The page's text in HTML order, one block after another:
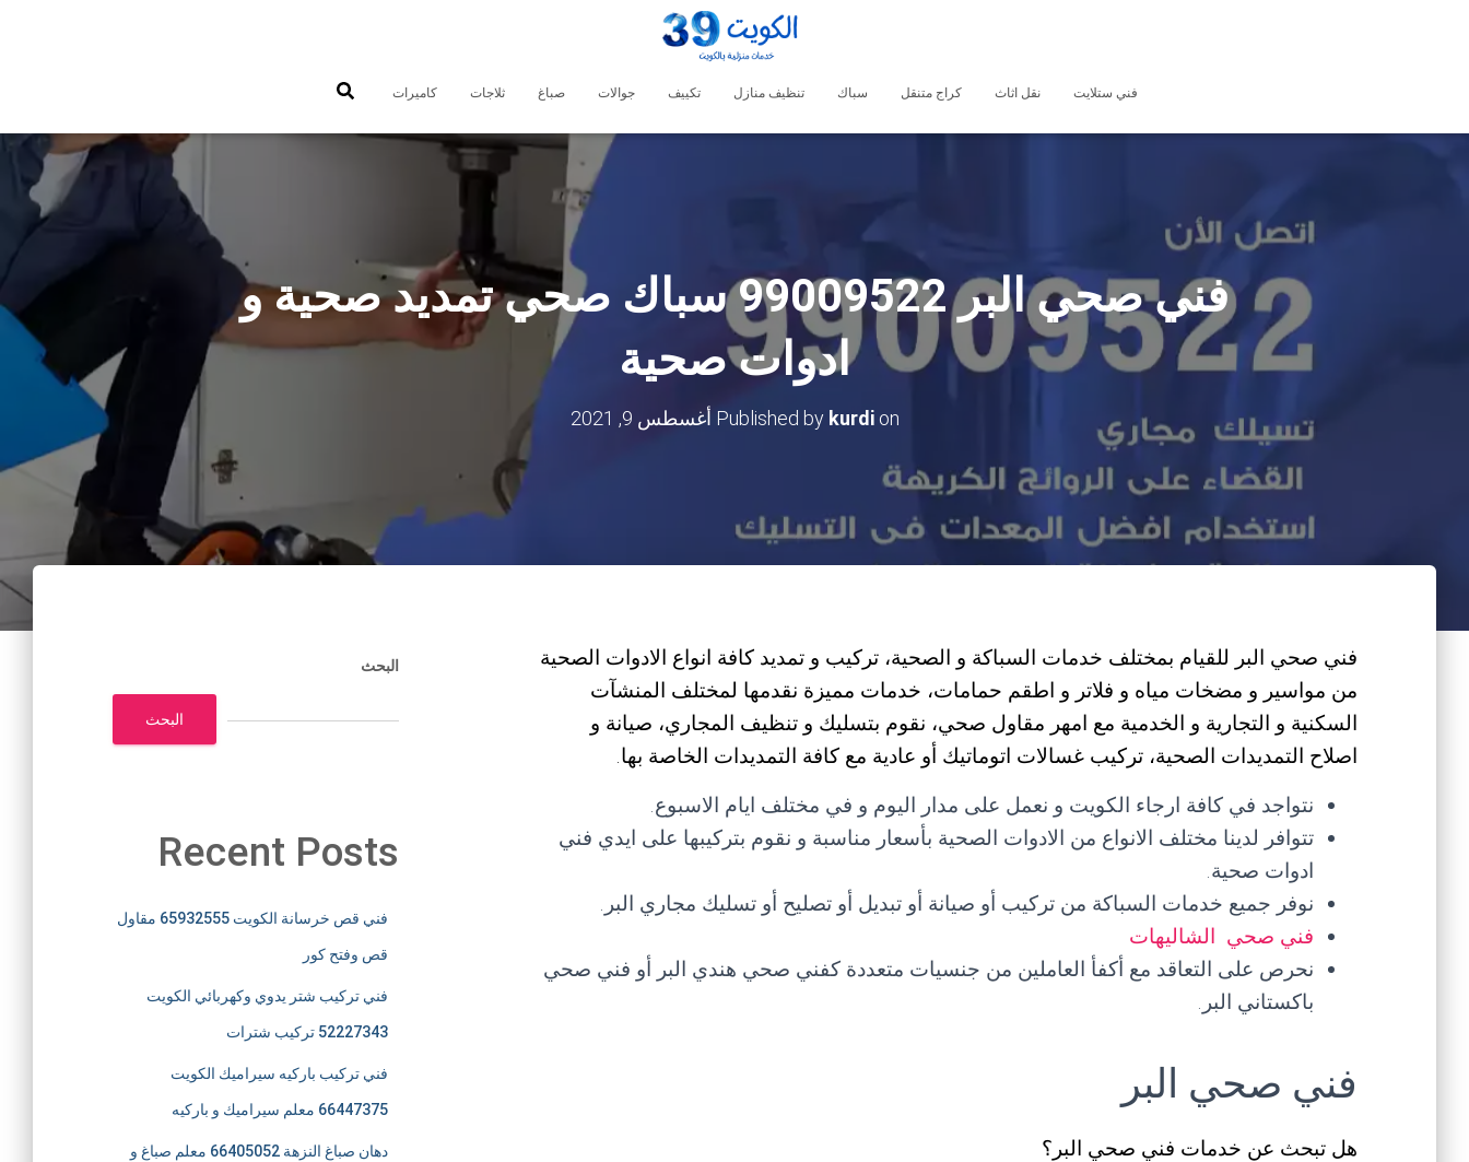
فني ستلايت نقل اثاث كراج متنقل سباك تنظيف منازل تكييف جوالات صباغ ثلاجات كاميرات
فني صحي البر 99009522 سباك صحي تمديد صحية و
ادوات صحية
Published by kurdion أغسطس 9, 2021
فني صحي البر للقيام بمختلف خدمات السباكة و الصحية، تركيب و تمديد كافة انواع الادوات الصحية
من مواسير و مضخات مياه و فلاتر و اطقم حمامات، خدمات مميزة نقدمها لمختلف المنشآت
السكنية و التجارية و الخدمية مع امهر مقاول صحي، نقوم بتسليك و تنظيف المجاري، صيانة و
اصلاح التمديدات الصحية، تركيب غسالات اتوماتيك أو عادية مع كافة التمديدات الخاصة بها.
نتواجد في كافة ارجاء الكويت و نعمل على مدار اليوم و في مختلف ايام الاسبوع.
تتوافر لدينا مختلف الانواع من الادوات الصحية بأسعار مناسبة و نقوم بتركيبها على ايدي فني
ادوات صحية.
نوفر جميع خدمات السباكة من تركيب أو صيانة أو تبديل أو تصليح أو تسليك مجاري البر.
فني صحي الشاليهات
نحرص على التعاقد مع أكفأ العاملين من جنسيات متعددة كفني صحي هندي البر أو فني صحي
باكستاني البر.
فني صحي البر
هل تبحث عن خدمات فني صحي البر؟
البحث
البحث
Recent Posts
فني قص خرسانة الكويت 65932555 مقاول
قص وفتح كور
فني تركيب شتر يدوي وكهربائي الكويت
52227343 تركيب شترات
فني تركيب باركيه سيراميك الكويت
66447375 معلم سيراميك و باركيه
دهان صباغ النزهة 66405052 معلم صباغ و